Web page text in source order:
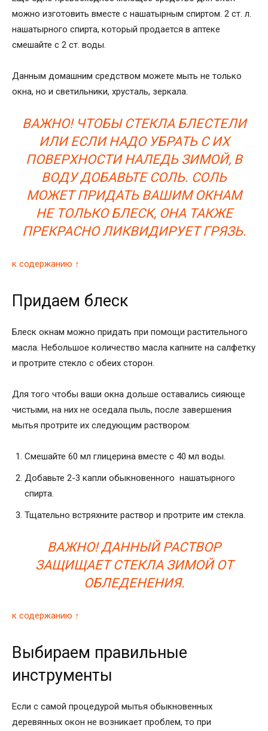
можно изготовить вместе с нашатырным спиртом. 2 ст. л.
нашатырного спирта, который продается в аптеке
смешайте с 2 ст. воды.
Данным домашним средством можете мыть не только
окна, но и светильники, хрусталь, зеркала.
ВАЖНО! ЧТОБЫ СТЕКЛА БЛЕСТЕЛИ
ИЛИ ЕСЛИ НАДО УБРАТЬ С ИХ
ПОВЕРХНОСТИ НАЛЕДЬ ЗИМОЙ, В
ВОДУ ДОБАВЬТЕ СОЛЬ. СОЛЬ
МОЖЕТ ПРИДАТЬ ВАШИМ ОКНАМ
НЕ ТОЛЬКО БЛЕСК, ОНА ТАКЖЕ
ПРЕКРАСНО ЛИКВИДИРУЕТ ГРЯЗЬ.
к содержанию ↑
Придаем блеск
Блеск окнам можно придать при помощи растительного
масла. Небольшое количество масла капните на салфетку
и протрите стекло с обеих сторон.
Для того чтобы ваши окна дольше оставались сияюще
чистыми, на них не оседала пыль, после завершения
мытья протрите их следующим раствором:
Смешайте 60 мл глицерина вместе с 40 мл воды.
Добавьте 2-3 капли обыкновенного нашатырного
спирта.
Тщательно встряхните раствор и протрите им стекла.
ВАЖНО! ДАННЫЙ РАСТВОР
ЗАЩИЩАЕТ СТЕКЛА ЗИМОЙ ОТ
ОБЛЕДЕНЕНИЯ.
к содержанию ↑
Выбираем правильные
инструменты
Если с самой процедурой мытья обыкновенных
деревянных окон не возникает проблем, то при